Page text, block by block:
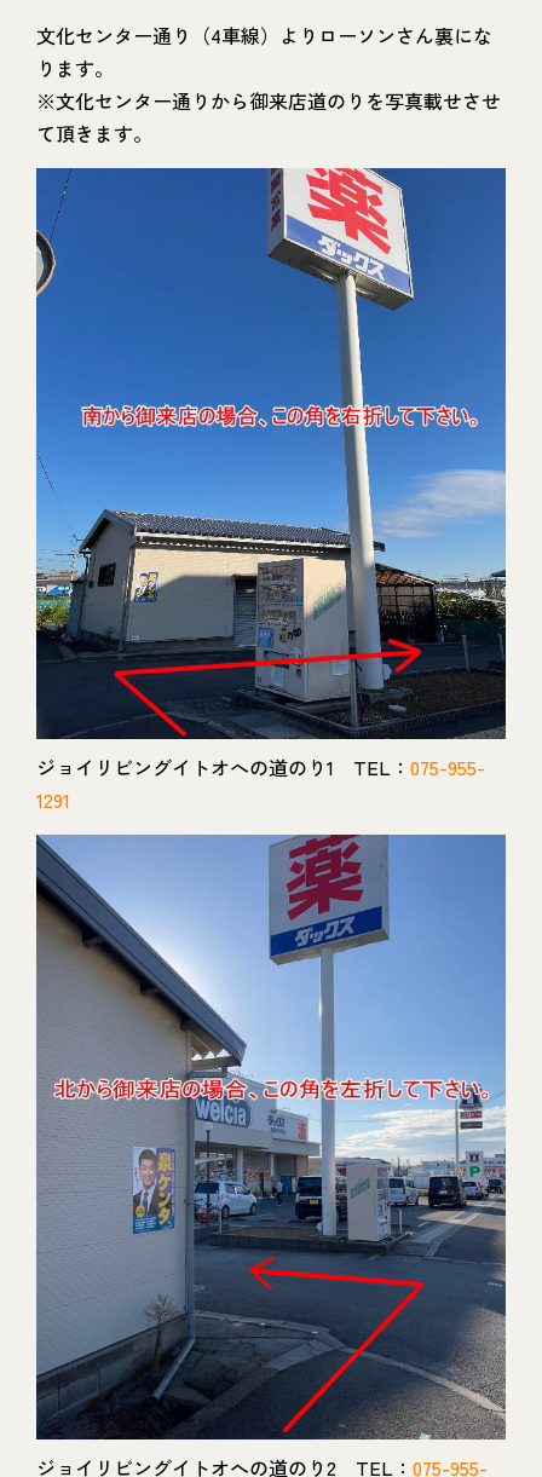
文化センター通り（4車線）よりローソンさん裏にな
ります。
※文化センター通りから御来店道のりを写真載せさせ
て頂きます。
ジョイリビングイトオへの道のり1 TEL： 075-955-
1291
ジョイリビングイトオへの道のり2 TEL： 075-955-